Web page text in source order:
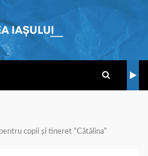
copii și tineret ”Cătălina”